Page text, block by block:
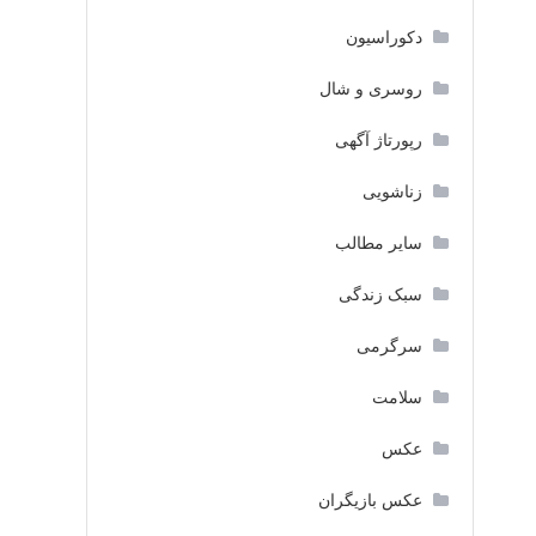
دکوراسیون
روسری و شال
رپورتاژ آگهی
زناشویی
سایر مطالب
سبک زندگی
سرگرمی
سلامت
عکس
عکس بازیگران